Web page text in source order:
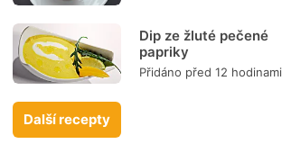
Dip ze žluté pečené
papriky
Přidáno před 12 hodinami
Další recepty